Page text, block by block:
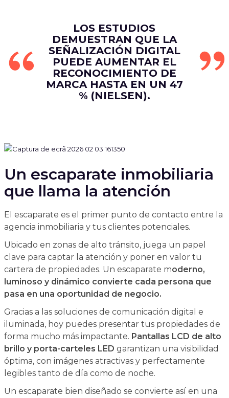
LOS ESTUDIOS
DEMUESTRAN QUE LA
SEÑALIZACIÓN DIGITAL
PUEDE AUMENTAR EL
RECONOCIMIENTO DE
MARCA HASTA EN UN 47
% (NIELSEN).
Un escaparate inmobiliaria
que llama la atención
El escaparate es el primer punto de contacto entre la
agencia inmobiliaria y tus clientes potenciales.
Ubicado en zonas de alto tránsito, juega un papel
clave para captar la atención y poner en valor tu
cartera de propiedades. Un escaparate moderno,
luminoso y dinámico convierte cada persona que
pasa en una oportunidad de negocio.
Gracias a las soluciones de comunicación digital e
iluminada, hoy puedes presentar tus propiedades de
forma mucho más impactante. Pantallas LCD de alto
brillo y porta-carteles LED garantizan una visibilidad
óptima, con imágenes atractivas y perfectamente
legibles tanto de día como de noche.
Un escaparate bien diseñado se convierte así en una